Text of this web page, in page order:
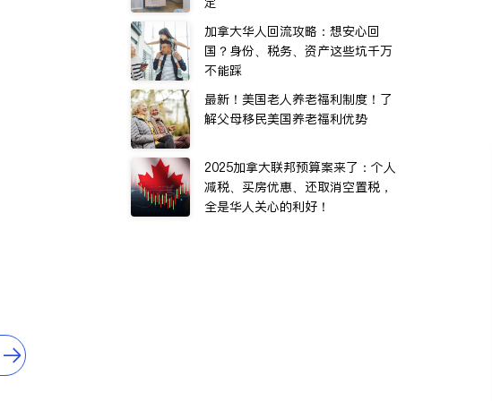
加拿大华人回流攻略：想安心回
国？身份、税务、资产这些坑千万
不能踩
最新！美国老人养老福利制度！了
解父母移民美国养老福利优势
2025加拿大联邦预算案来了：个人
减税、买房优惠、还取消空置税，
全是华人关心的利好！